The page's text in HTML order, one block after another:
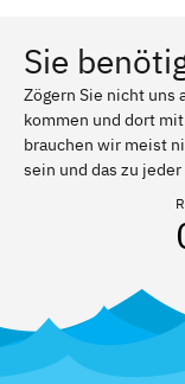
Sie
Zögern Sie nicht uns
kommen und dort
brauchen wir meist
sein und das zu